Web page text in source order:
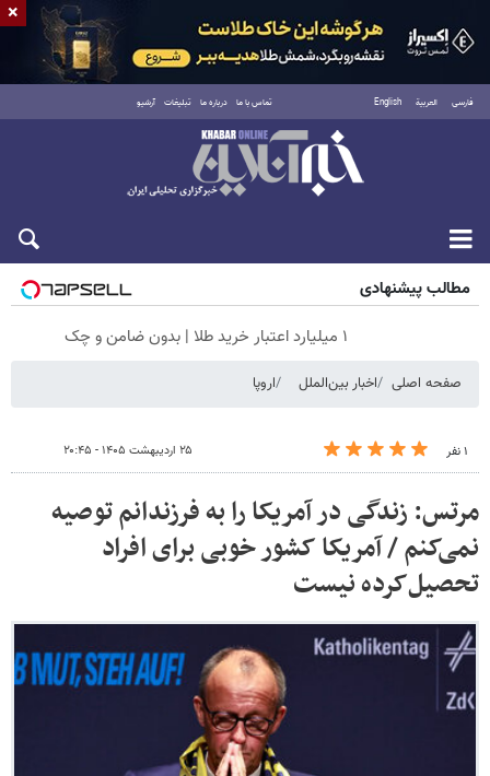
فارسی العربية English تماس با ما درباره ما تبلیغات آرشیو
جمعه ۱۶ مرداد ۱۴۰۵
مطالب پیشنهادی
۱ میلیارد اعتبار خرید طلا | بدون ضامن و چک
صفحه اصلی اخبار بین‌الملل اروپا
۱ نفر ۲۵ اردیبهشت ۱۴۰۵ - ۲۰:۴۵
مرتس: زندگی در آمریکا را به فرزندانم توصیه
نمی‌کنم / آمریکا کشور خوبی برای افراد
تحصیل‌کرده نیست
×